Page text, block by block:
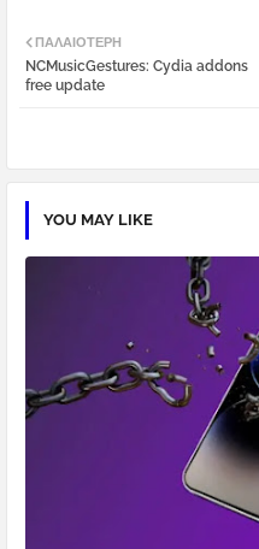
tter
ΠΑΛΑΙΌΤΕΡΗ
NCMusicGestures: Cydia addons
free update
YOU MAY LIKE